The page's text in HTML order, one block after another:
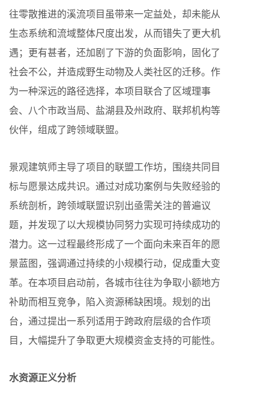
往零散推进的溪流项目虽带来一定益处，却未能从
生态系统和流域整体尺度出发，从而错失了更大机
遇；更有甚者，还加剧了下游的负面影响，固化了
社会不公，并造成野生动物及人类社区的迁移。作
为一种深远的路径选择，本项目联合了区域理事
会、八个市政当局、盐湖县及州政府、联邦机构等
伙伴，组成了跨领域联盟。
景观建筑师主导了项目的联盟工作坊，围绕共同目
标与愿景达成共识。通过对成功案例与失败经验的
系统剖析，跨领域联盟识别出亟需关注的普遍议
题，并发现了以大规模协同努力实现可持续成功的
潜力。这一过程最终形成了一个面向未来百年的愿
景蓝图，强调通过持续的小规模行动，促成重大变
革。在本项目启动前，各城市往往为争取小额地方
补助而相互竞争，陷入资源稀缺困境。规划的出
台，通过提出一系列适用于跨政府层级的合作项
目，大幅提升了争取更大规模资金支持的可能性。
水资源正义分析